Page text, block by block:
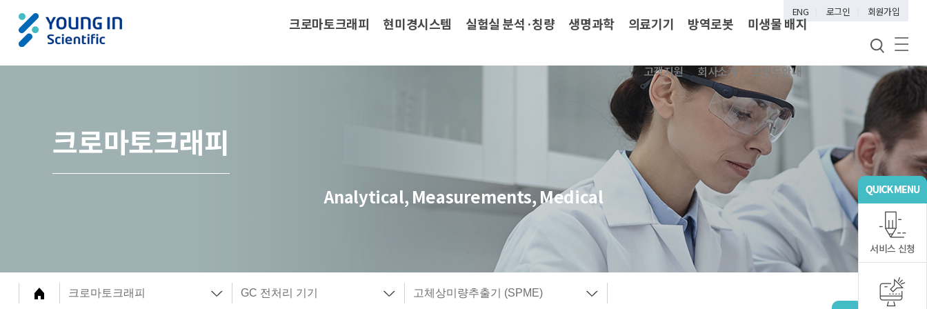
ENG 로그인 회원가입
크로마토크래피 현미경시스템 실험실 분석·칭량 생명과학 의료기기 방역로봇 미생물 배지
브랜드안내
회사소개
고객지원
서비스 신청
크로마토크래피
Analytical, Measurements, Medical